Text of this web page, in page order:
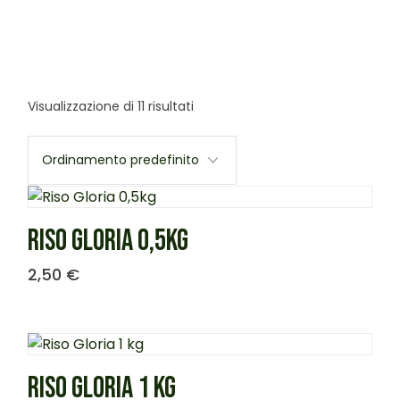
Visualizzazione di 11 risultati
RISO GLORIA 0,5KG
2,50 €
RISO GLORIA 1 KG